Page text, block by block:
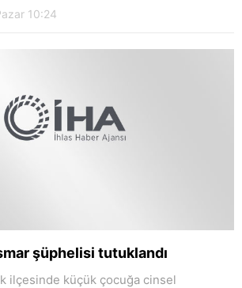
10:24
şüphelisi tutuklandı
ilçesinde küçük çocuğa cinsel